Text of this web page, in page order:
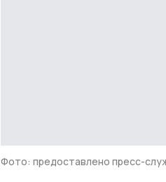
Фото: предоставлено пресс-